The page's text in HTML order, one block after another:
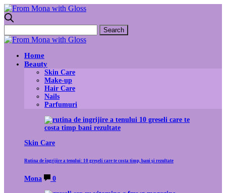
Home
Beauty
Skin Care
Make-up
Hair Care
Nails
Parfumuri
Skin Care
Rutina de îngrijire a tenului: 10 greșeli care te costa timp, bani și rezultate
Mona 0